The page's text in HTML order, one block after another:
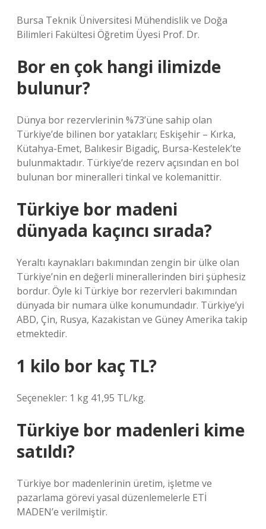
Bursa Teknik Üniversitesi Mühendislik ve Doğa
Bilimleri Fakültesi Öğretim Üyesi Prof. Dr.
Bor en çok hangi ilimizde
bulunur?
Dünya bor rezervlerinin %73’üne sahip olan
Türkiye’de bilinen bor yatakları; Eskişehir – Kırka,
Kütahya-Emet, Balıkesir Bigadiç, Bursa-Kestelek’te
bulunmaktadır. Türkiye’de rezerv açısından en bol
bulunan bor mineralleri tinkal ve kolemanittir.
Türkiye bor madeni
dünyada kaçıncı sırada?
Yeraltı kaynakları bakımından zengin bir ülke olan
Türkiye’nin en değerli minerallerinden biri şüphesiz
bordur. Öyle ki Türkiye bor rezervleri bakımından
dünyada bir numara ülke konumundadır. Türkiye’yi
ABD, Çin, Rusya, Kazakistan ve Güney Amerika takip
etmektedir.
1 kilo bor kaç TL?
Seçenekler: 1 kg 41,95 TL/kg.
Türkiye bor madenleri kime
satıldı?
Türkiye bor madenlerinin üretim, işletme ve
pazarlama görevi yasal düzenlemelerle ETİ
MADEN’e verilmiştir.